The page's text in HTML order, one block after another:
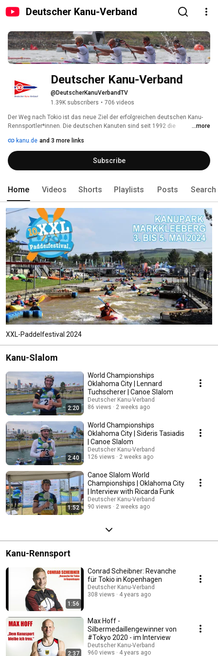
Deutscher Kanu-Verband
Deutscher Kanu-Verband
@DeutscherKanuVerbandTV
1.39K subscribers • 706 videos
Der Weg nach Tokio ist das neue Ziel der erfolgreichen deutschen Kanu-
Rennsportler*innen. Die deutschen Kanuten sind seit 1992 die
auch in Rio 2016 nichts geändert. Im Gegenteil: mit vier Olympiasiegen,
zwei Silbermedaillen und einer Bronzemedaille unterstrichen die
deutschen Kanuten erneut ihre Extraklasse unter den deutschen
olympischen Sportarten.
...more
kanu.de and 3 more links
Subscribe
Home Videos Shorts Playlists Posts Search
XXL-Paddelfestival 2024
Kanu-Slalom
2:20
World Championships
Oklahoma City | Lennard
Tuchscherer | Canoe Slalom
Deutscher Kanu-Verband
86 views
2 weeks ago
2:40
World Championships
Oklahoma City | Sideris Tasiadis
| Canoe Slalom
Deutscher Kanu-Verband
126 views
2 weeks ago
1:52
Canoe Slalom World
Championships | Oklahoma City
| Interview with Ricarda Funk
Deutscher Kanu-Verband
90 views
2 weeks ago
Kanu-Rennsport
1:56
Conrad Scheibner: Revanche
für Tokio in Kopenhagen
Deutscher Kanu-Verband
308 views
4 years ago
2:37
Max Hoff -
Silbermedaillengewinner von
#Tokyo 2020 - im Interview
Deutscher Kanu-Verband
960 views
4 years ago